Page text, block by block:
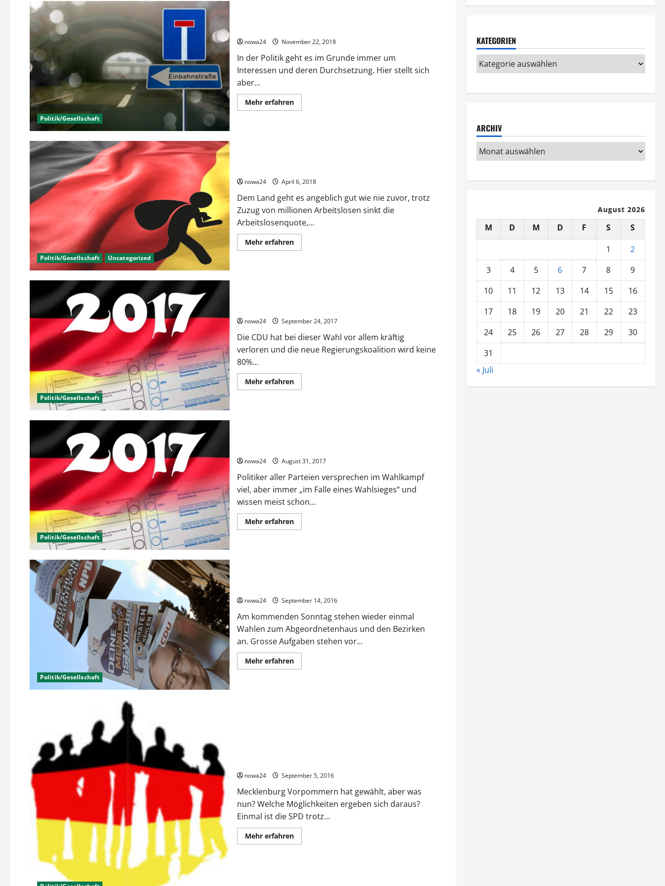
Politik/Gesellschaft
nowa24 November 22, 2018
In der Politik geht es im Grunde immer um
Interessen und deren Durchsetzung. Hier stellt sich
aber...
Mehr erfahrenMehr
Informationen
Politik/Gesellschaft Uncategorized
nowa24 April 6, 2018
Dem Land geht es angeblich gut wie nie zuvor, trotz
Zuzug von millionen Arbeitslosen sinkt die
Arbeitslosenquote,...
Mehr erfahrenMehr
Informationen
Politik/Gesellschaft
nowa24 September 24, 2017
Die CDU hat bei dieser Wahl vor allem kräftig
verloren und die neue Regierungskoalition wird keine
80%...
Mehr erfahrenMehr
Informationen
Politik/Gesellschaft
nowa24 August 31, 2017
Politiker aller Parteien versprechen im Wahlkampf
viel, aber immer „im Falle eines Wahlsieges“ und
wissen meist schon...
Mehr erfahrenMehr
Informationen
Politik/Gesellschaft
nowa24 September 14, 2016
Am kommenden Sonntag stehen wieder einmal
Wahlen zum Abgeordnetenhaus und den Bezirken
an. Grosse Aufgaben stehen vor...
Mehr erfahrenMehr
Informationen
nowa24 September 5, 2016
Mecklenburg Vorpommern hat gewählt, aber was
nun? Welche Möglichkeiten ergeben sich daraus?
Einmal ist die SPD trotz...
Mehr erfahrenMehr
Informationen
KATEGORIEN
ARCHIV
August 2026
M D M D F S
S
1
2
3
4 5 6 7 8
9
10
11 12 13 14 15
16
17
18 19 20 21 22
23
24
25 26 27 28 29
30
31
« Juli